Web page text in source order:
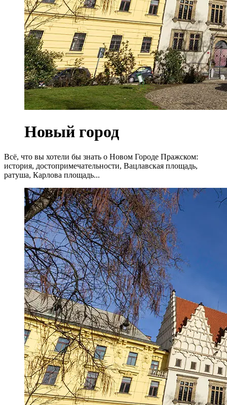
Новый город
Всё, что вы хотели бы знать о Новом Городе Пражском:
история, достопримечательности, Вацлавская площадь,
ратуша, Карлова площадь...